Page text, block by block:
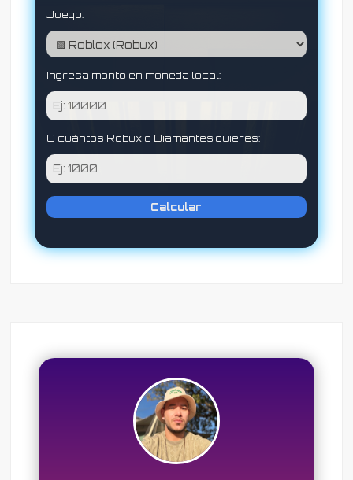
Juego:
Ingresa monto en moneda local:
O cuántos Robux o Diamantes quieres:
Calcular